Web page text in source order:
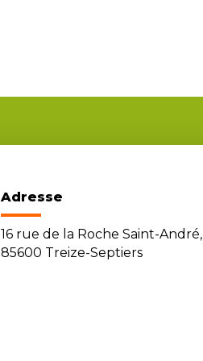
Adresse
16 rue de la Roche Saint-André,
85600 Treize-Septiers